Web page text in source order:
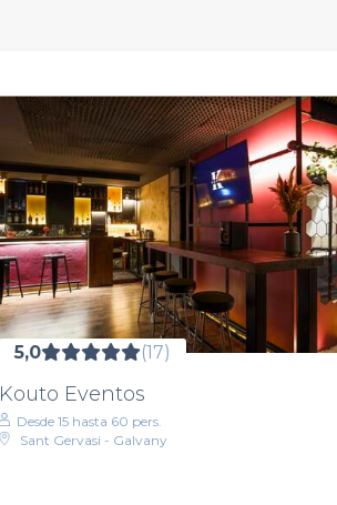
5,0 (17)
Kouto Eventos
Desde 15 hasta 60 pers.
Sant Gervasi - Galvany